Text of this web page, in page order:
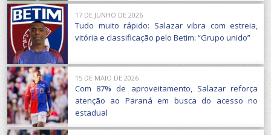
17 DE JUNHO DE 2026
Tudo muito rápido: Salazar vibra com estreia,
vitória e classificação pelo Betim: “Grupo unido”
15 DE MAIO DE 2026
Com 87% de aproveitamento, Salazar reforça
atenção ao Paraná em busca do acesso no
estadual